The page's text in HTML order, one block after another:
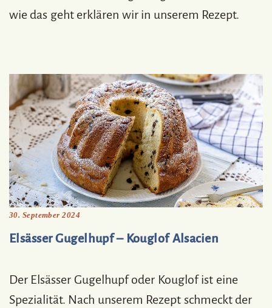
wie das geht erklären wir in unserem Rezept.
30. September 2024
Elsässer Gugelhupf – Kouglof Alsacien
Der Elsässer Gugelhupf oder Kouglof ist eine
Spezialität. Nach unserem Rezept schmeckt der